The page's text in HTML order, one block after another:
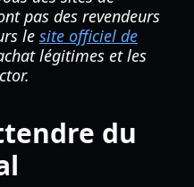
pas des revendeurs
le site officiel de
légitimes et les
du